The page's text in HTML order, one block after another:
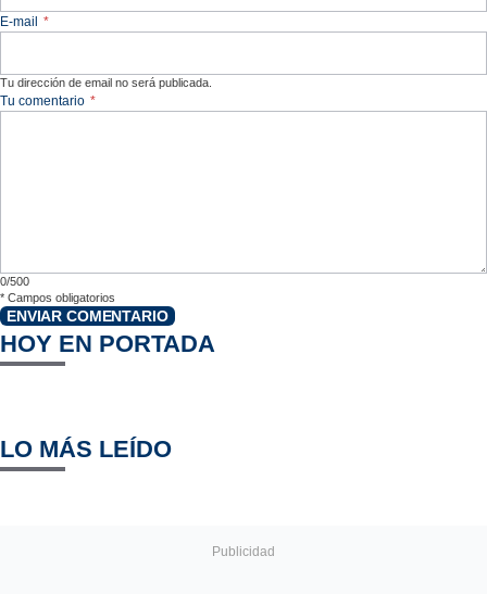
E-mail *
Tu dirección de email no será publicada.
Tu comentario *
0/500
* Campos obligatorios
ENVIAR COMENTARIO
HOY EN PORTADA
LO MÁS LEÍDO